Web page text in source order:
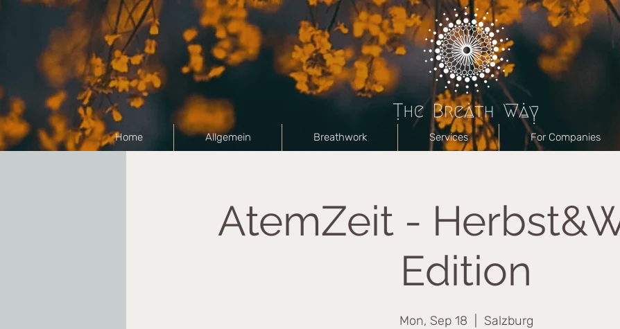
Home Allgemein Breathwork Services For Companies
AtemZeit -
Edition
Mon, Sep 18 Salzburg